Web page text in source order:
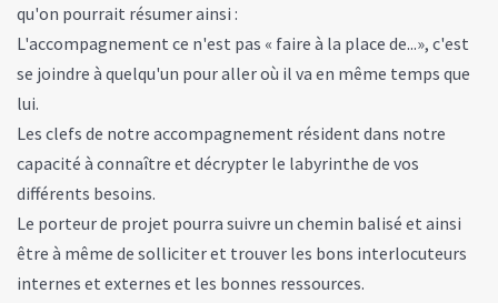
qu'on pourrait résumer ainsi :
L'accompagnement ce n'est pas « faire à la place de...», c'est
se joindre à quelqu'un pour aller où il va en même temps que
lui.
Les clefs de notre accompagnement résident dans notre
capacité à connaître et décrypter le labyrinthe de vos
différents besoins.
Le porteur de projet pourra suivre un chemin balisé et ainsi
être à même de solliciter et trouver les bons interlocuteurs
internes et externes et les bonnes ressources.